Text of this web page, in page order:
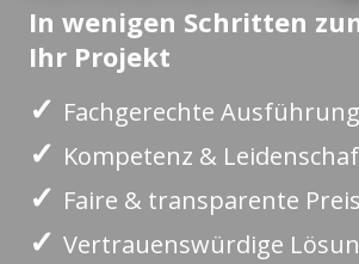
In wenigen Schritten
Ihr Projekt
✓ Fachgerechte
✓ Kompetenz &
✓ Faire & transparente
✓ Vertrauenswürdige